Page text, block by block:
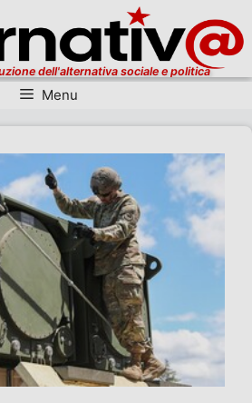
dell'alternativa sociale e politica
Menu